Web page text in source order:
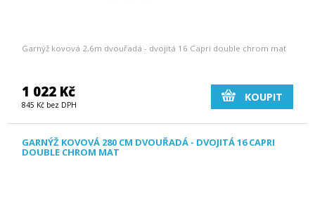
Garnýž kovová 2,6m dvouřadá - dvojitá 16 Capri double chrom mat
1 022 Kč
845 Kč bez DPH
KOUPIT
GARNÝŽ KOVOVÁ 280 CM DVOUŘADÁ - DVOJITÁ 16 CAPRI
DOUBLE CHROM MAT